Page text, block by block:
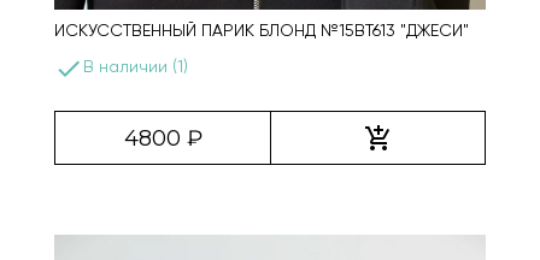
ИСКУССТВЕННЫЙ ПАРИК БЛОНД №15BT613 "ДЖЕСИ"
done В наличии (1)
4800 ₽ add_shopping_cart